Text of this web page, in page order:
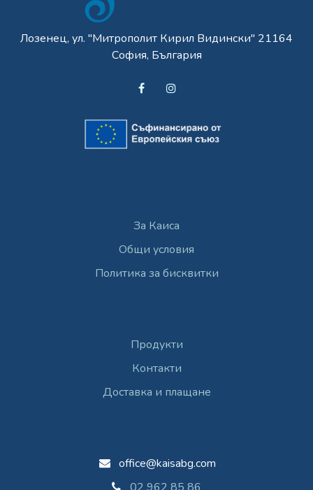
За Каиса
Общи условия
Политика за бисквитки
Продукти
Контакти
Доставка и плащане
office@kaisabg.com
02 962 85 86
Лозенец, ул. "Митрополит Кирил Видински" 21164
София, България